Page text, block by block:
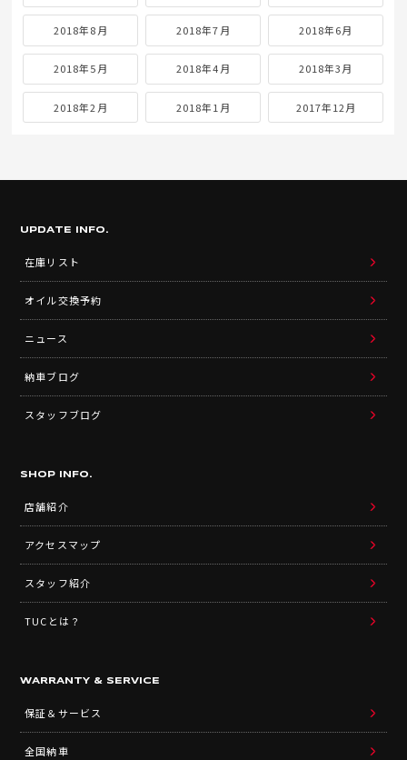
2018年8月 2018年7月 2018年6月
2018年5月 2018年4月 2018年3月
2018年2月 2018年1月 2017年12月
UPDATE INFO.
在庫リスト
オイル交換予約
ニュース
納車ブログ
スタッフブログ
SHOP INFO.
店舗紹介
アクセスマップ
スタッフ紹介
TUCとは？
WARRANTY & SERVICE
保証＆サービス
全国納車